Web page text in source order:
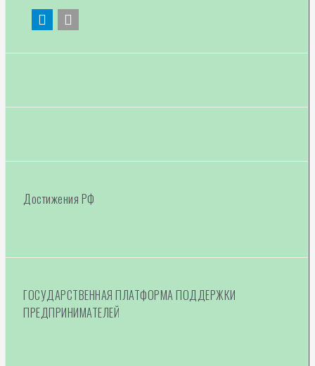
п
з
п
и
я
м
Достижения РФ
ГОСУДАРСТВЕННАЯ ПЛАТФОРМА ПОДДЕРЖКИ
ПРЕДПРИНИМАТЕЛЕЙ